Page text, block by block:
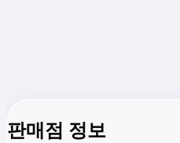
판매점 정보